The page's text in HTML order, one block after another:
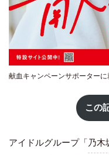
献血キャンペーンサポーター
この
アイドルグループ「乃木